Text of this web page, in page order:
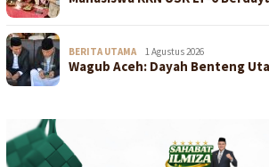
BERITA UTAMA 1 Agustus 2026
Wagub Aceh: Dayah Benteng